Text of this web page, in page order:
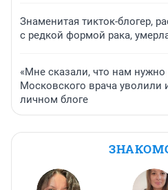
Знаменитая тикток-блогер,
с редкой формой рака,
«Мне сказали, что нам нужно
Московского врача уволили
личном блоге